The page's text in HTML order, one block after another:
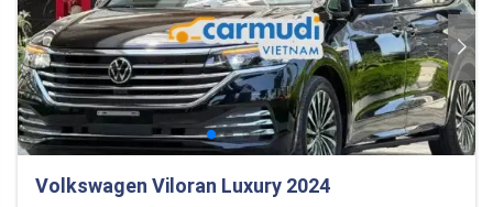
Volkswagen Viloran Luxury 2024